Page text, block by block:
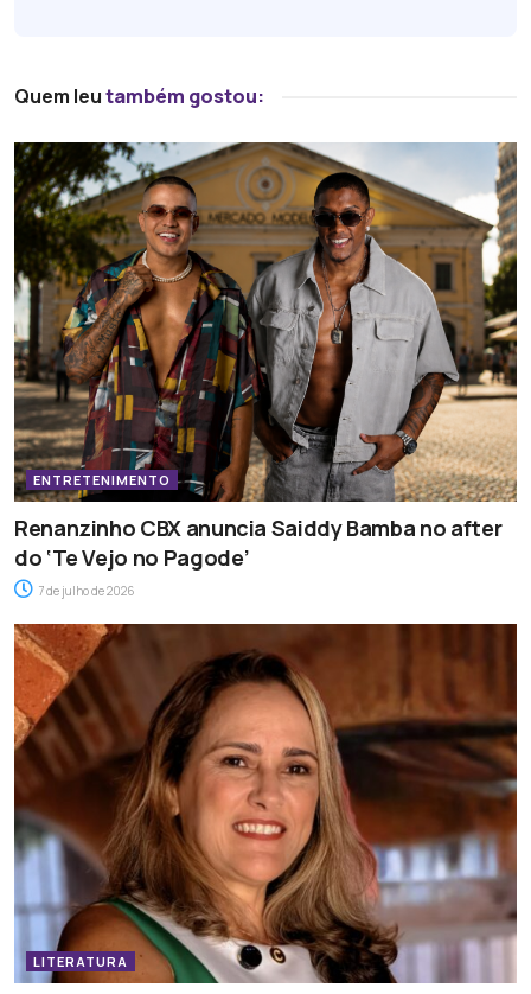
Quem leutambém gostou:
ENTRETENIMENTO
Renanzinho CBX anuncia Saiddy Bamba no after
do ‘Te Vejo no Pagode’
7 de julho de 2026
LITERATURA